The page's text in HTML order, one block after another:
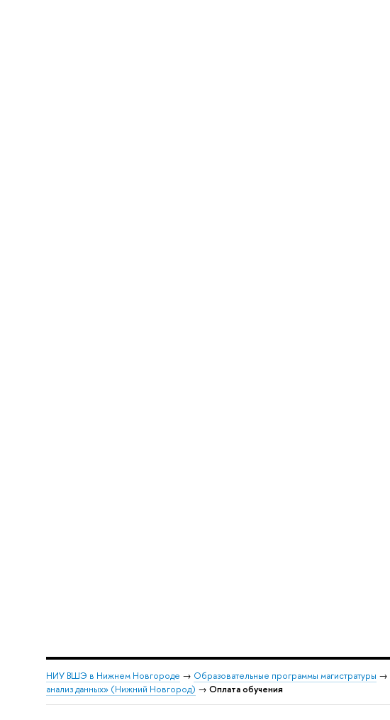
НИУ ВШЭ в Нижнем Новгороде → Образовательные программы магистратуры →
анализ данных» (Нижний Новгород) → Оплата обучения